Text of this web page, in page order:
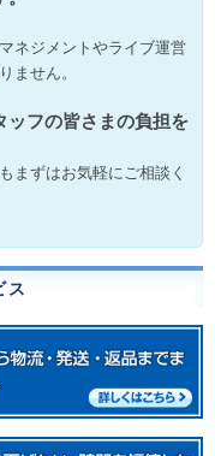
ネジメントやライブ運営
ません。
ッフの皆さまの負担を
まずはお気軽にご相談く
ス